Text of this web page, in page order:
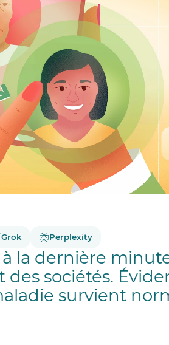
Grok Perplexity
à la dernière
sociétés.
survient